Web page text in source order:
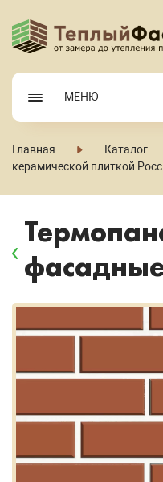
МЕНЮ
Главная Каталог
керамической плиткой